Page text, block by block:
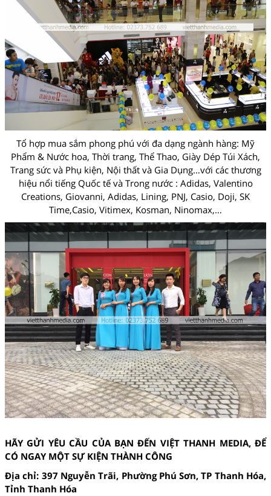
Tổ hợp mua sắm phong phú với đa dạng ngành hàng: Mỹ
Phẩm & Nước hoa, Thời trang, Thể Thao, Giày Dép Túi Xách,
Trang sức và Phụ kiện, Nội thất và Gia Dụng…với các thương
hiệu nổi tiếng Quốc tế và Trong nước : Adidas, Valentino
Creations, Giovanni, Adidas, Lining, PNJ, Casio, Doji, SK
Time,Casio, Vitimex, Kosman, Ninomax,…
HÃY GỬI YÊU CẦU CỦA BẠN ĐẾN VIỆT THANH MEDIA, ĐỂ
CÓ NGAY MỘT SỰ KIỆN THÀNH CÔNG
Địa chỉ: 397 Nguyễn Trãi, Phường Phú Sơn, TP Thanh Hóa,
Tỉnh Thanh Hóa